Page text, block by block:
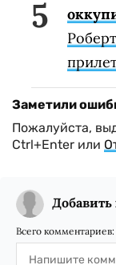
Заметили
Пожалуйста,
Ctrl+Enter или
Всего комментариев: